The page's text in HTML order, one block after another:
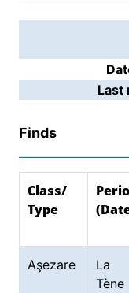
Last
Finds
Class/
Type
Aşezare
La
Tène